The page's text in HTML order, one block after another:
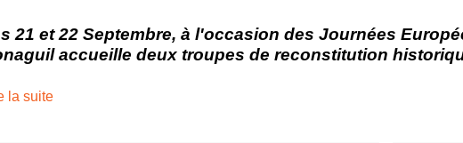
21 et 22 Septembre, à l'occasion des Journées
accueille deux troupes de reconstitution
la suite